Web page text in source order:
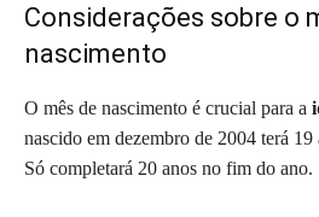
Considerações sobre o
nascimento
O mês de nascimento é crucial para a
nascido em dezembro de 2004 terá
Só completará 20 anos no fim do ano.